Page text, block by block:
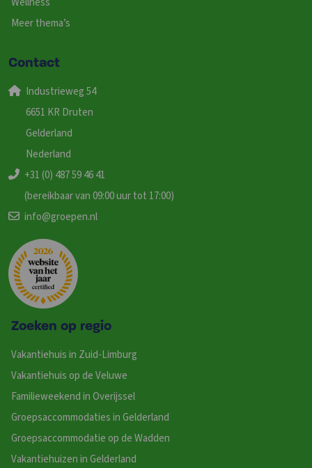
Meer thema’s
Contact
Industrieweg 54
6651 KR Druten
Gelderland
Nederland
+31 (0) 487 59 46 41
(bereikbaar van 09:00 uur tot 17:00)
info@groepen.nl
Zoeken op regio
Vakantiehuis in Zuid-Limburg
Vakantiehuis op de Veluwe
Familieweekend in Overijssel
Groepsaccommodaties in Gelderland
Groepsaccommodatie op de Wadden
Vakantiehuizen in Gelderland